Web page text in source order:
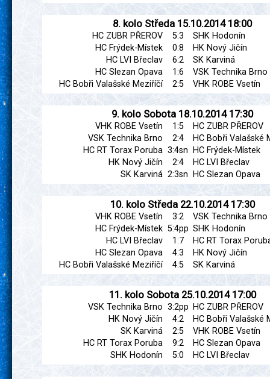
8. kolo Středa 15.10.2014 18:00
HC ZUBR PŘEROV 5:3
SHK Hodonín
HC Frýdek-Místek
0:8
HK Nový Jičín
HC LVI Břeclav
6:2
SK Karviná
HC Slezan Opava
1:6
VSK Technika Brno
HC Bobři Valašské Meziříčí
2:5 VHK ROBE Vsetín
9. kolo Sobota 18.10.2014 17:30
VHK ROBE Vsetín 1:5
HC ZUBR PŘEROV
VSK Technika Brno
2:4
HC Bobři Valašské
HC RT Torax Poruba 3:4sn
HC Frýdek-Místek
HK Nový Jičín
2:4
HC LVI Břeclav
SK Karviná 2:3sn HC Slezan Opava
10. kolo Středa 22.10.2014 17:30
VHK ROBE Vsetín 3:2
VSK Technika Brno
HC Frýdek-Místek 5:4pp SHK Hodonín
HC LVI Břeclav
1:7
HC RT Torax
HC Slezan Opava
4:3
HK Nový Jičín
HC Bobři Valašské Meziříčí
4:5 SK Karviná
11. kolo Sobota 25.10.2014 17:00
VSK Technika Brno 3:2pp HC ZUBR PŘEROV
HK Nový Jičín
4:2
HC Bobři Valašské
SK Karviná
2:5
VHK ROBE Vsetín
HC RT Torax Poruba
9:2
HC Slezan Opava
SHK Hodonín
5:0 HC LVI Břeclav